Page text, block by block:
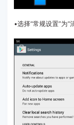
•选择“常规设置”为“